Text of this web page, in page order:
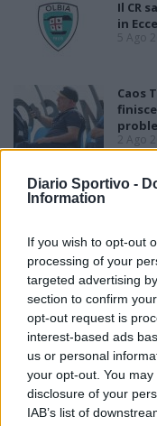
Diario Sportivo -
Information
If you wish to opt-out
processing of your
targeted advertising
section to confirm
opt-out request is
interest-based ads
us or personal
your opt-out. You
disclosure of your
IAB’s list of
Il CR
in
5 Ago
Caos
2 Ago
Colpo
figlio
1 Ago
La
31 Lug